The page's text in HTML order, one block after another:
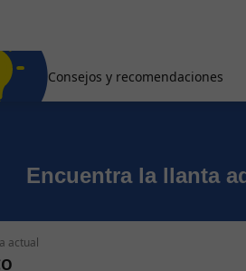
Consejos y recomendaciones
Encuentra la llanta
actual